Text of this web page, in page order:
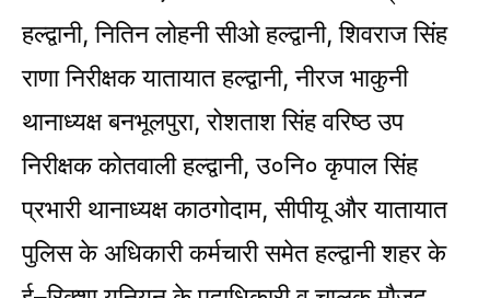
हल्द्वानी, नितिन लोहनी सीओ हल्द्वानी, शिवराज सिंह
राणा निरीक्षक यातायात हल्द्वानी, नीरज भाकुनी
थानाध्यक्ष बनभूलपुरा, रोशताश सिंह वरिष्ठ उप
निरीक्षक कोतवाली हल्द्वानी, उ०नि० कृपाल सिंह
प्रभारी थानाध्यक्ष काठगोदाम, सीपीयू और यातायात
पुलिस के अधिकारी कर्मचारी समेत हल्द्वानी शहर के